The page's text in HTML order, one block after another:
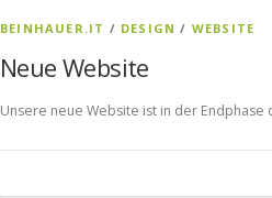
BEINHAUER.IT / DESIGN / WEBSITE
Neue Website
Unsere neue Website ist in der Endphase